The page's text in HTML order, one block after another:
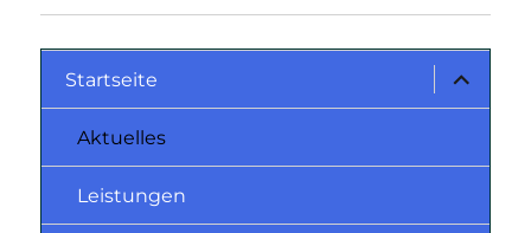
Startseite
Aktuelles
Leistungen